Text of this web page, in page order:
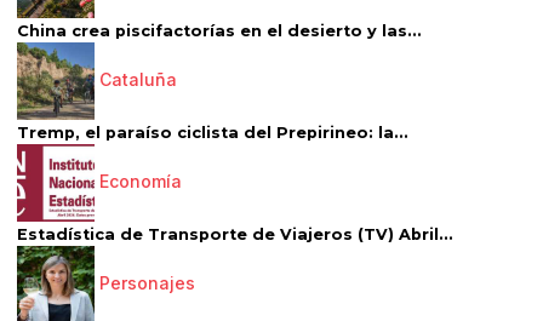
China crea piscifactorías en el desierto y las...
Cataluña
Tremp, el paraíso ciclista del Prepirineo: la...
Economía
Estadística de Transporte de Viajeros (TV) Abril...
Personajes